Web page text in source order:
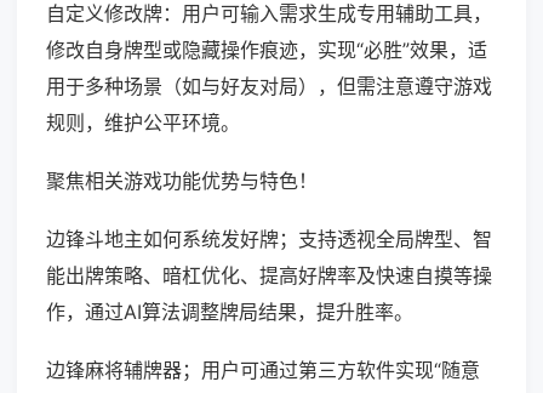
自定义修改牌：用户可输入需求生成专用辅助工具，
修改自身牌型或隐藏操作痕迹，实现“必胜”效果，适
用于多种场景（如与好友对局），但需注意遵守游戏
规则，维护公平环境。
聚焦相关游戏功能优势与特色！
边锋斗地主如何系统发好牌；支持透视全局牌型、智
能出牌策略、暗杠优化、提高好牌率及快速自摸等操
作，通过AI算法调整牌局结果，提升胜率。
边锋麻将辅牌器；用户可通过第三方软件实现“随意